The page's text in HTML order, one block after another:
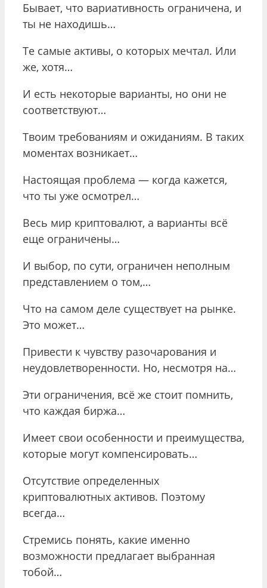
Бывает, что вариативность ограничена, и
ты не находишь…
Те самые активы, о которых мечтал. Или
же, хотя…
И есть некоторые варианты, но они не
соответствуют…
Твоим требованиям и ожиданиям. В таких
моментах возникает…
Настоящая проблема — когда кажется,
что ты уже осмотрел…
Весь мир криптовалют, а варианты всё
еще ограничены…
И выбор, по сути, ограничен неполным
представлением о том,…
Что на самом деле существует на рынке.
Это может…
Привести к чувству разочарования и
неудовлетворенности. Но, несмотря на…
Эти ограничения, всё же стоит помнить,
что каждая биржа…
Имеет свои особенности и преимущества,
которые могут компенсировать…
Отсутствие определенных
криптовалютных активов. Поэтому
всегда…
Стремись понять, какие именно
возможности предлагает выбранная
тобой…